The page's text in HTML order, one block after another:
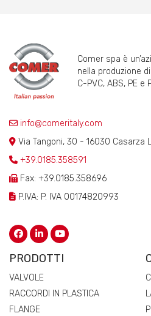
Comer spa è
nella produzione
C-PVC, ABS, PE e
info@comeritaly.com
Via Tangoni, 30 - 16030 Casarza
+39.0185.358591
Fax: +39.0185.358696
P.IVA: P. IVA 00174820993
PRODOTTI
VALVOLE
RACCORDI IN PLASTICA
FLANGE